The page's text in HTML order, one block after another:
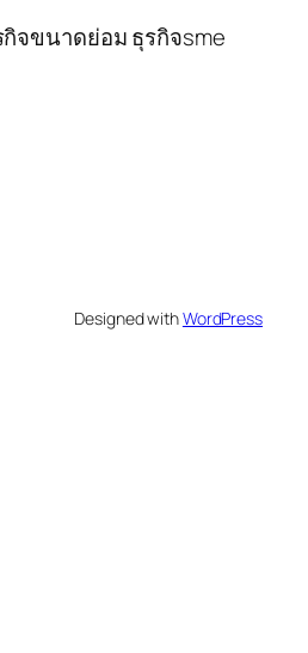
จขนาดย่อม ธุรกิจsme
Designed withWordPress